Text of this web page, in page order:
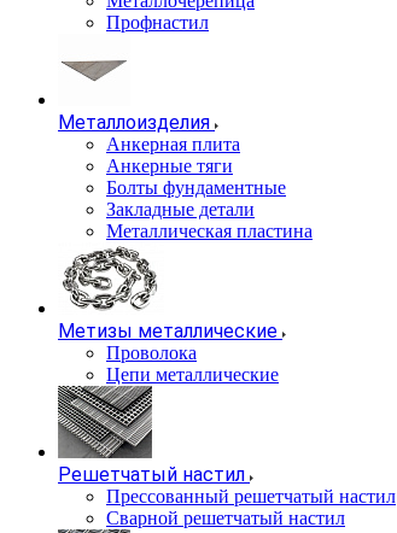
Профнастил
Металлоизделия
Анкерная плита
Анкерные тяги
Болты фундаментные
Закладные детали
Металлическая пластина
Метизы металлические
Проволока
Цепи металлические
Решетчатый настил
Прессованный решетчатый настил
Сварной решетчатый настил